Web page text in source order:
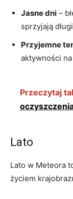
Jasne dni –
sprzyjają
Przyjemne
aktywności
Przeczytaj
Lato
Lato w Meteora
życiem